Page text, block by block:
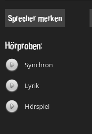
Sprecher merken
Hörproben:
Synchron
Lyrik
Hörspiel